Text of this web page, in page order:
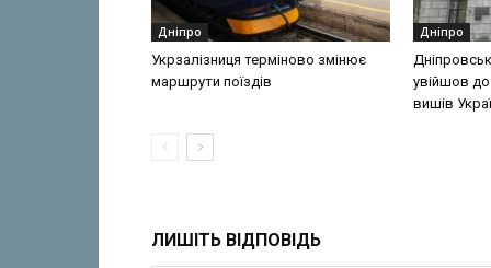
Дніпро
Укрзалізниця терміново змінює
маршрути поїздів
Дніпро
увійшов
вишів
ЛИШІТЬ ВІДПОВІДЬ